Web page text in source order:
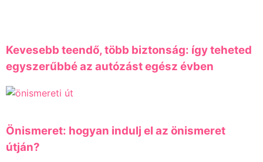
Kevesebb teendő, több biztonság: így teheted
egyszerűbbé az autózást egész évben
Önismeret: hogyan indulj el az önismeret
útján?